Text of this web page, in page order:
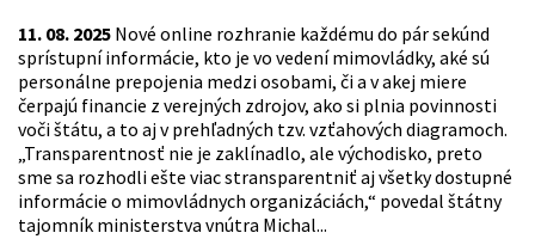
11. 08. 2025 Nové online rozhranie každému do pár sekúnd
sprístupní informácie, kto je vo vedení mimovládky, aké sú
personálne prepojenia medzi osobami, či a v akej miere
čerpajú financie z verejných zdrojov, ako si plnia povinnosti
voči štátu, a to aj v prehľadných tzv. vzťahových diagramoch.
„Transparentnosť nie je zaklínadlo, ale východisko, preto
sme sa rozhodli ešte viac stransparentniť aj všetky dostupné
informácie o mimovládnych organizáciách,“ povedal štátny
tajomník ministerstva vnútra Michal...